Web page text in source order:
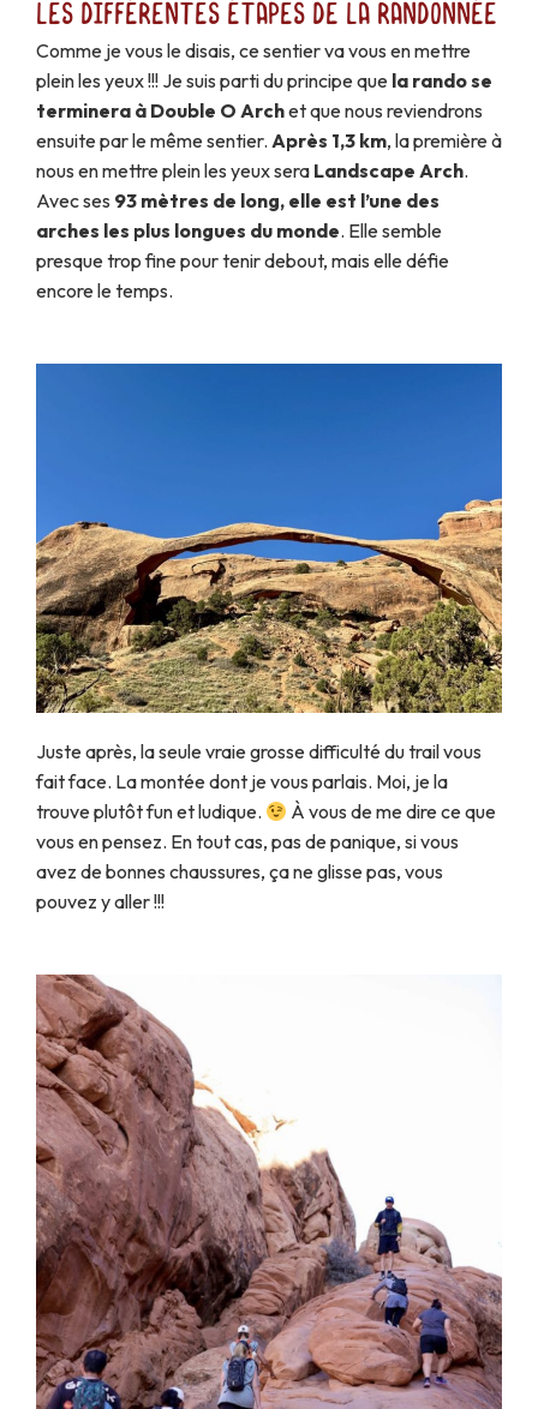
Les différentes étapes de la randonnée
Comme je vous le disais, ce sentier va vous en mettre
plein les yeux !!! Je suis parti du principe que la rando se
terminera à Double O Archet que nous reviendrons
ensuite par le même sentier. Après 1,3 km, la première à
nous en mettre plein les yeux sera Landscape Arch.
Avec ses 93 mètres de long, elle est l’une des
arches les plus longues du monde. Elle semble
presque trop fine pour tenir debout, mais elle défie
encore le temps.
Juste après, la seule vraie grosse difficulté du trail vous
fait face. La montée dont je vous parlais. Moi, je la
trouve plutôt fun et ludique.
À vous de me dire ce que
vous en pensez. En tout cas, pas de panique, si vous
avez de bonnes chaussures, ça ne glisse pas, vous
pouvez y aller !!!